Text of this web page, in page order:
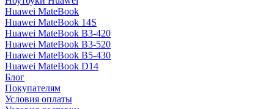
Huawei MateBook
Huawei MateBook 14S
Huawei MateBook B3-420
Huawei MateBook B3-520
Huawei MateBook B5-430
Huawei MateBook D14
Блог
Покупателям
Условия оплаты